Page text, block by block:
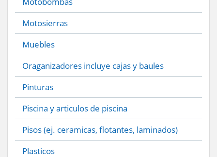
Motosierras
Muebles
Oraganizadores incluye cajas y baules
Pinturas
Piscina y articulos de piscina
Pisos (ej. ceramicas, flotantes, laminados)
Plasticos